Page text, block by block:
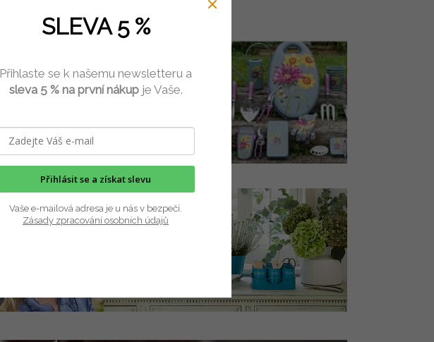
SLEVA 5 %
Přihlaste se k našemu newsletteru a
sleva 5 % na první nákupje Vaše.
Přihlásit se a získat slevu
Vaše e-mailová adresa je u nás v bezpečí.
Zásady zpracování osobních údajů